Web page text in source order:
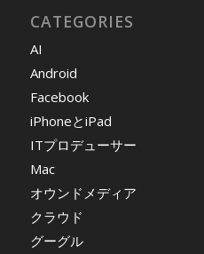
CATEGORIES
AI
Android
Facebook
iPhoneとiPad
ITプロデューサー
Mac
オウンドメディア
クラウド
グーグル